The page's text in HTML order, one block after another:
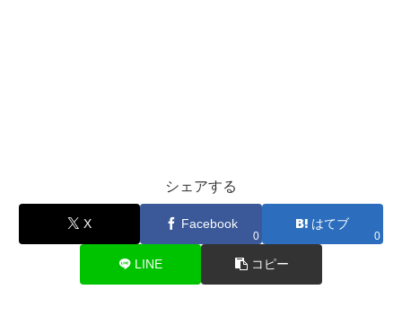
シェアする
X Facebook
0
はてブ
0
LINE コピー